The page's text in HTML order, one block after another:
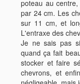
poteau au
par 24 cm. Les
sur 11 cm, et
L'entraxe des
Je ne sais pas
quand ça fait
stocker et faire
chevrons, et